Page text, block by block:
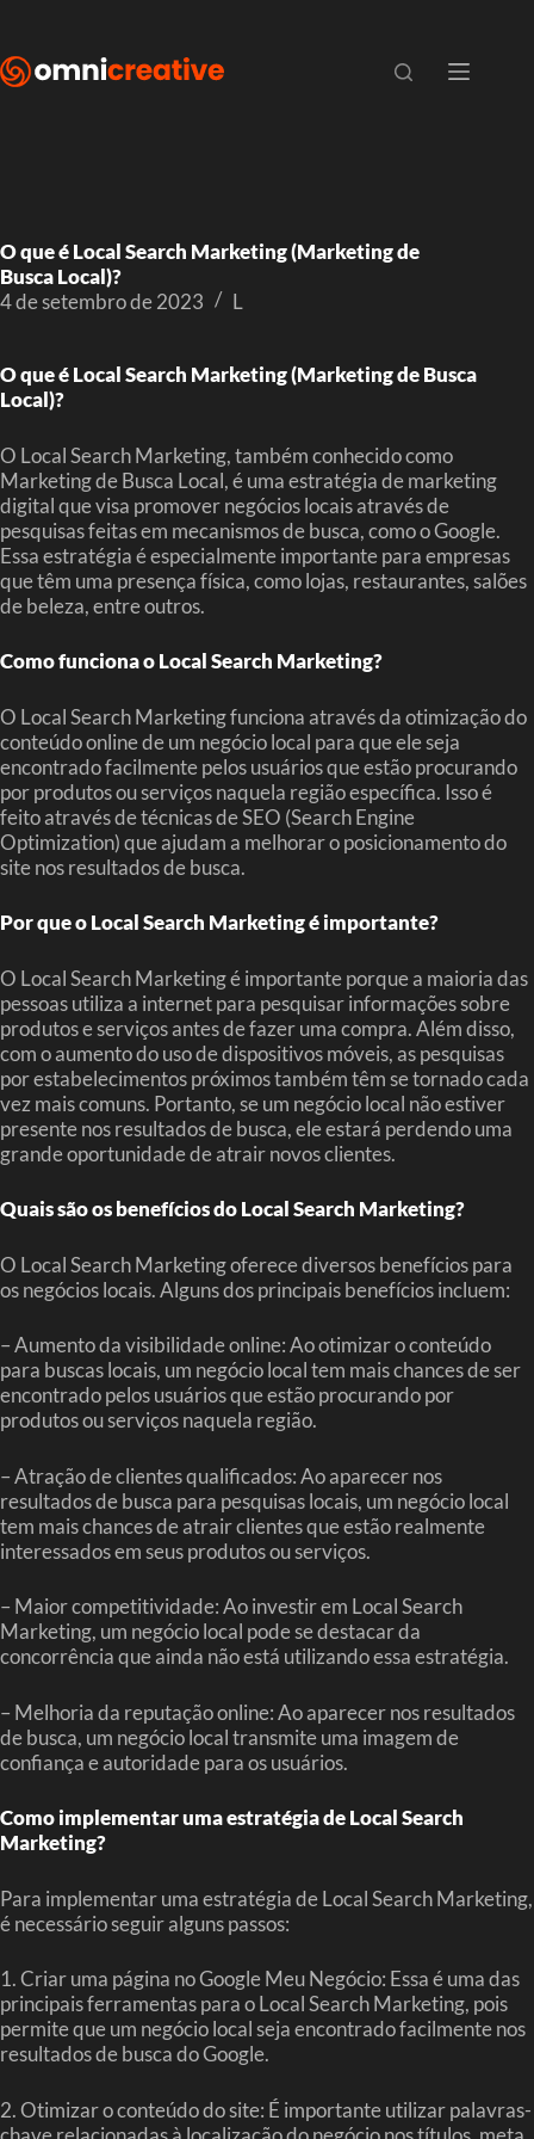
O que é Local Search Marketing (Marketing de
Busca Local)?
4 de setembro de 2023
L
O que é Local Search Marketing (Marketing de Busca
Local)?
O Local Search Marketing, também conhecido como
Marketing de Busca Local, é uma estratégia de marketing
digital que visa promover negócios locais através de
pesquisas feitas em mecanismos de busca, como o Google.
Essa estratégia é especialmente importante para empresas
que têm uma presença física, como lojas, restaurantes, salões
de beleza, entre outros.
Como funciona o Local Search Marketing?
O Local Search Marketing funciona através da otimização do
conteúdo online de um negócio local para que ele seja
encontrado facilmente pelos usuários que estão procurando
por produtos ou serviços naquela região específica. Isso é
feito através de técnicas de SEO (Search Engine
Optimization) que ajudam a melhorar o posicionamento do
site nos resultados de busca.
Por que o Local Search Marketing é importante?
O Local Search Marketing é importante porque a maioria das
pessoas utiliza a internet para pesquisar informações sobre
produtos e serviços antes de fazer uma compra. Além disso,
com o aumento do uso de dispositivos móveis, as pesquisas
por estabelecimentos próximos também têm se tornado cada
vez mais comuns. Portanto, se um negócio local não estiver
presente nos resultados de busca, ele estará perdendo uma
grande oportunidade de atrair novos clientes.
Quais são os benefícios do Local Search Marketing?
O Local Search Marketing oferece diversos benefícios para
os negócios locais. Alguns dos principais benefícios incluem:
– Aumento da visibilidade online: Ao otimizar o conteúdo
para buscas locais, um negócio local tem mais chances de ser
encontrado pelos usuários que estão procurando por
produtos ou serviços naquela região.
– Atração de clientes qualificados: Ao aparecer nos
resultados de busca para pesquisas locais, um negócio local
tem mais chances de atrair clientes que estão realmente
interessados em seus produtos ou serviços.
– Maior competitividade: Ao investir em Local Search
Marketing, um negócio local pode se destacar da
concorrência que ainda não está utilizando essa estratégia.
– Melhoria da reputação online: Ao aparecer nos resultados
de busca, um negócio local transmite uma imagem de
confiança e autoridade para os usuários.
Como implementar uma estratégia de Local Search
Marketing?
Para implementar uma estratégia de Local Search Marketing,
é necessário seguir alguns passos:
1. Criar uma página no Google Meu Negócio: Essa é uma das
principais ferramentas para o Local Search Marketing, pois
permite que um negócio local seja encontrado facilmente nos
resultados de busca do Google.
2. Otimizar o conteúdo do site: É importante utilizar palavras-